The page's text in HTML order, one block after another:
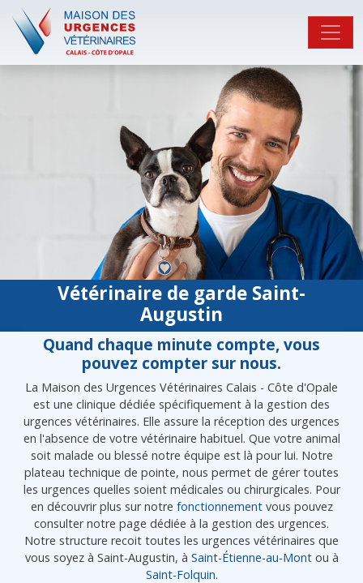
Vétérinaire de garde Saint-
Augustin
Quand chaque minute compte, vous
pouvez compter sur nous.
La Maison des Urgences Vétérinaires Calais - Côte d'Opale
est une clinique dédiée spécifiquement à la gestion des
urgences vétérinaires. Elle assure la réception des urgences
en l'absence de votre vétérinaire habituel. Que votre animal
soit malade ou blessé notre équipe est là pour lui. Notre
plateau technique de pointe, nous permet de gérer toutes
les urgences quelles soient médicales ou chirurgicales. Pour
en découvrir plus sur notre fonctionnementvous pouvez
consulter notre page dédiée à la gestion des urgences.
Notre structure recoit toutes les urgences vétérinaires que
vous soyez à Saint-Augustin, à Saint-Étienne-au-Montou à
Saint-Folquin.